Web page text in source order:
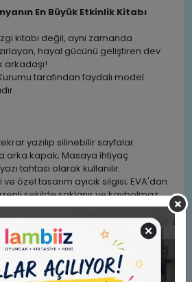
En Büyük Etkinlik Kitabı
kitabı değil, aynı zamanda
hayal gücünü geliştiren dev
arkadaşı!
tarafından faydalı model
yazılıp silinebilir sayfalar.
arka kapak; Masaya ihtiyaç
tahtası olarak kullanılır.
özel tasarım ayıcık silgisi; EVA'dan
şekilde saklanır ve kaybolmaz.
kalmayan çift yönlü kullanım; Ön
sayfalar (4-5-6-7) ve eva aparatı
Çizgi çalışmalarından sonra düzenli
arka sayfada beyaz pano, tekrar